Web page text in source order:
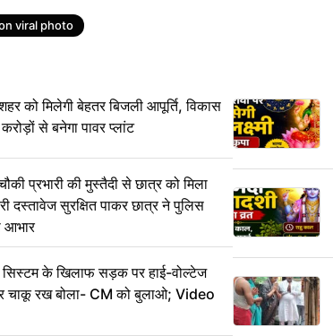
viral photo
को मिलेगी बेहतर बिजली आपूर्ति, विकास
से बनेगा पावर प्लांट
प्रभारी की मुस्तैदी से छात्र को मिला
दस्तावेज सुरक्षित पाकर छात्र ने पुलिस
आभार
के खिलाफ सड़क पर हाई-वोल्टेज
चाकू रख बोला- CM को बुलाओ; Video